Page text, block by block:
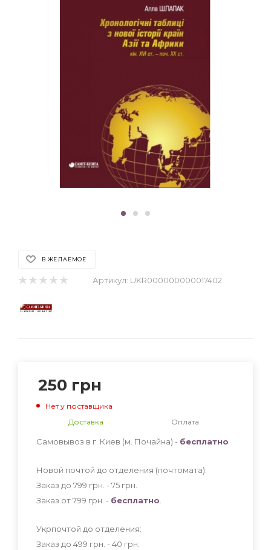
В ЖЕЛАЕМОЕ
Артикул: UKR000000000017402
250 грн
Нет у поставщика
Доставка
Оплата
Самовывоз в г. Киев (м. Почайна) - бесплатно
Новой почтой до отделения (почтомата):
Заказ до 799 грн. - 75 грн
Заказ от 799 грн. - бесплатно
Укрпочтой до отделения:
Заказ до 499 грн. - 40 грн